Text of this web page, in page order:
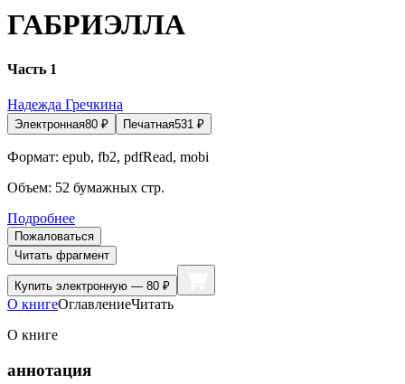
ГАБРИЭЛЛА
Часть 1
Надежда Гречкина
Электронная80 ₽ Печатная531 ₽
Формат: epub, fb2, pdfRead, mobi
Объем: 52 бумажных стр.
Подробнее
Пожаловаться
Читать фрагмент
Купить электронную — 80 ₽
О книгеОглавлениеЧитать
О книге
аннотация